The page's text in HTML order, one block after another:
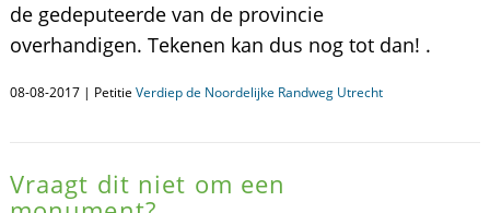
de gedeputeerde van de provincie
overhandigen. Tekenen kan dus nog tot dan! .
08-08-2017 | Petitie Verdiep de Noordelijke Randweg Utrecht
Vraagt dit niet om een